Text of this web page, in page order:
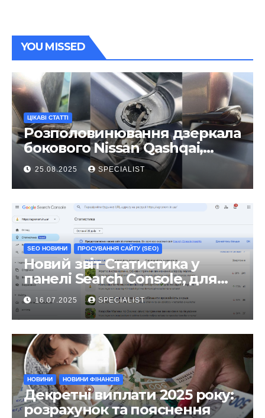
YOU MISSED
ЦІКАВІ СТАТТІ
Розполовинювання дзеркала
бокового Nissan Qashqai,
ремонт люфту та
виправлення
25.08.2025 SPECIALIST
SEO НОВИНИ ПРОСУВАННЯ САЙТУ (SEO)
Новий звіт Статистика у
панелі Search Console, для
чого він?
16.07.2025 SPECIALIST
НОВИНИ НОВИНИ ФІНАНСІВ
Декретні виплати 2025 року:
розрахунок та пояснення